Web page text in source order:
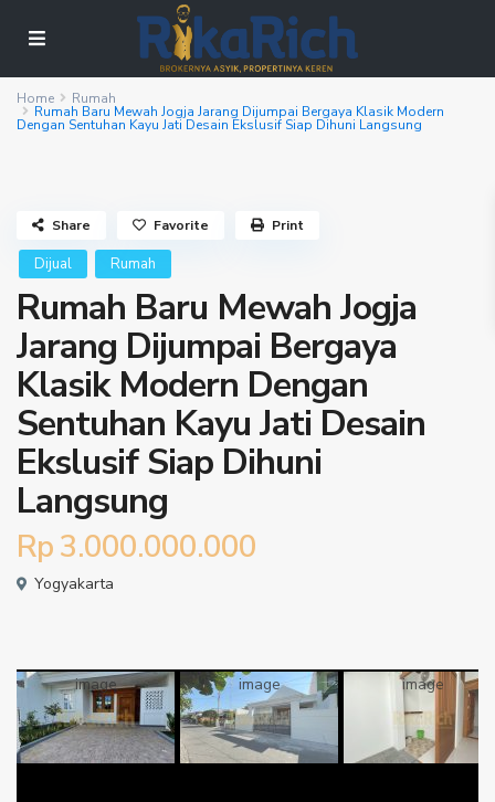
Home Rumah
Rumah Baru Mewah Jogja Jarang Dijumpai Bergaya Klasik Modern
Dengan Sentuhan Kayu Jati Desain Ekslusif Siap Dihuni Langsung
Dijual Rumah
Rumah Baru Mewah Jogja
Jarang Dijumpai Bergaya
Klasik Modern Dengan
Sentuhan Kayu Jati Desain
Ekslusif Siap Dihuni
Langsung
Rp 3.000.000.000
Yogyakarta
Share Favorite Print